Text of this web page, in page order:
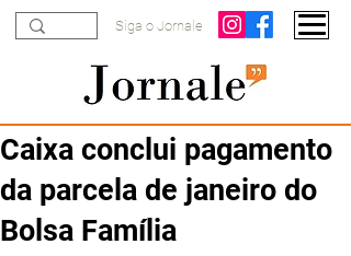
Siga o Jornale
Caixa conclui pagamento
da parcela de janeiro do
Bolsa Família